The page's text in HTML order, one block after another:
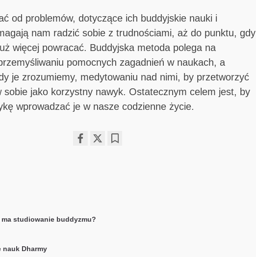
od problemów, dotyczące ich buddyjskie nauki i
nam radzić sobie z trudnościami, aż do punktu, gdy
więcej powracać. Buddyjska metoda polega na
pomocnych zagadnień w naukach, a
je zrozumiemy, medytowaniu nad nimi, by przetworzyć
sobie jako korzystny nawyk. Ostatecznym celem jest, by
wprowadzać je w nasze codzienne życie.
studiowanie buddyzmu?
nauk Dharmy